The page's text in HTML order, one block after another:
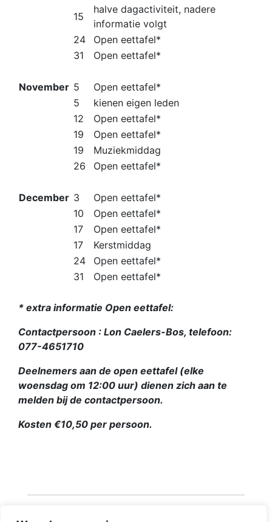
15
halve dagactiviteit, nadere
informatie volgt
24
Open eettafel*
31
Open eettafel*
November 5
Open eettafel*
5
kienen eigen leden
12
Open eettafel*
19
Open eettafel*
19
Muziekmiddag
26
Open eettafel*
December 3
Open eettafel*
10
Open eettafel*
17
Open eettafel*
17
Kerstmiddag
24
Open eettafel*
31
Open eettafel*
* extra informatie Open eettafel:
Contactpersoon : Lon Caelers-Bos, telefoon:
077-4651710
Deelnemers aan de open eettafel (elke
woensdag om 12:00 uur) dienen zich aan te
melden bij de contactpersoon.
Kosten €10,50 per persoon.